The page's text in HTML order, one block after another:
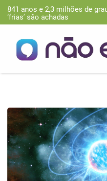
841 anos e 2,3 milhões de
‘frias’ são achadas